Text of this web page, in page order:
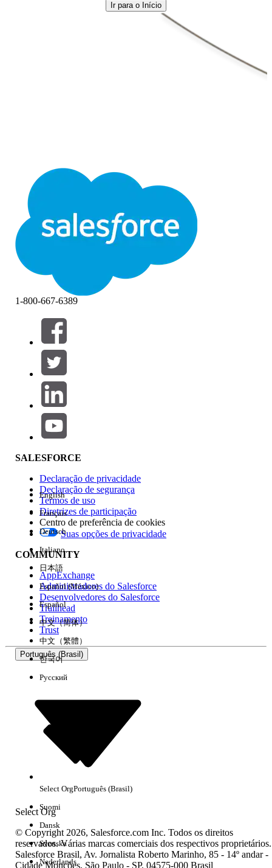
Ir para o Início
1-800-667-6389
SALESFORCE
Declaração de privacidade
Declaração de segurança
Termos de uso
Diretrizes de participação
Centro de preferência de cookies
Suas opções de privacidade
COMMUNITY
AppExchange
Administradores do Salesforce
Desenvolvedores do Salesforce
Trailhead
Treinamento
Trust
Português (Brasil)
Select Org
English
Français
Deutsch
Italiano
日本語
Español (México)
Español
中文（简体）
中文（繁體）
한국어
Русский
Select OrgPortuguês (Brasil)
Suomi
Dansk
Svenska
Nederlands
© Copyright 2026, Salesforce.com Inc. Todos os direitos
reservados. Várias marcas comerciais dos respectivos proprietários.
Salesforce Brasil, Av. Jornalista Roberto Marinho, 85 - 14º andar -
Cidade Monções, São Paulo - SP, 04575-000 Brasil